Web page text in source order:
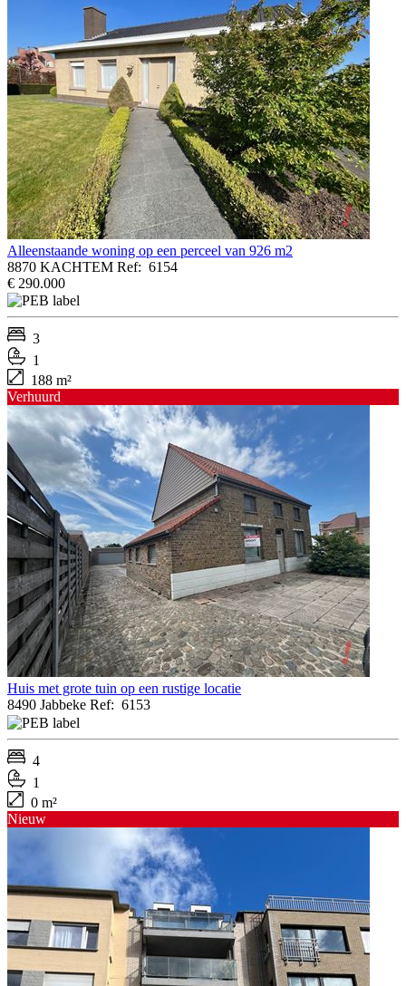
Alleenstaande woning op een perceel van 926 m2
8870 KACHTEM Ref: 6154
€ 290.000
3
1
188 m²
Verhuurd
Huis met grote tuin op een rustige locatie
8490 Jabbeke Ref: 6153
4
1
0 m²
Nieuw